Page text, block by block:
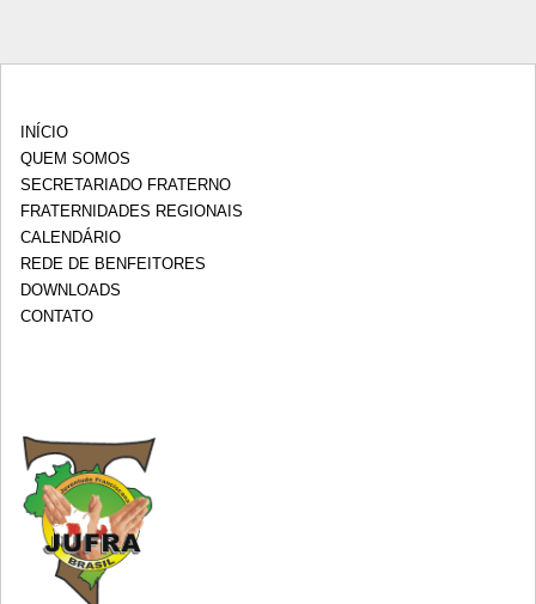
INÍCIO
QUEM SOMOS
SECRETARIADO FRATERNO
FRATERNIDADES REGIONAIS
CALENDÁRIO
REDE DE BENFEITORES
DOWNLOADS
CONTATO